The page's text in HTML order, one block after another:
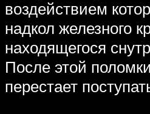
воздействием
надкол железного
находящегося
После этой
перестает